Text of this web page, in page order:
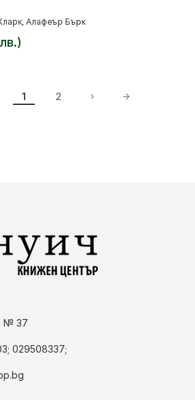
Алафеър Бърк
1 2
№ 37
029508337;